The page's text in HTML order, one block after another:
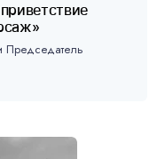
Председатель